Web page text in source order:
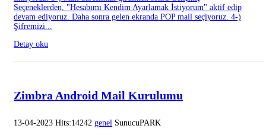
Seçeneklerden, "Hesabımı Kendim Ayarlamak İstiyorum" aktif edip
devam ediyoruz. Daha sonra gelen ekranda POP mail seçiyoruz. 4-)
Şifremizi...
Detay oku
Zimbra Android Mail Kurulumu
13-04-2023 Hits:14242 genel SunucuPARK